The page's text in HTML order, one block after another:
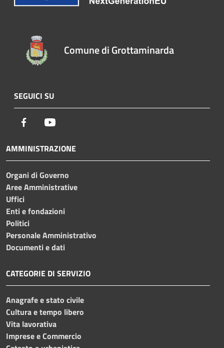
Comune di Grottaminarda
SEGUICI SU
Facebook
AMMINISTRAZIONE
Organi di Governo
Aree Amministrative
Uffici
Enti e fondazioni
Politici
Personale Amministrativo
Documenti e dati
CATEGORIE DI SERVIZIO
Anagrafe e stato civile
Cultura e tempo libero
Vita lavorativa
Imprese e Commercio